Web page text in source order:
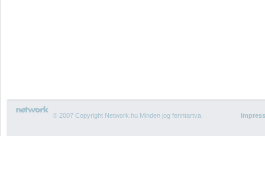
© 2007 Copyright Network.hu Minden jog fenntartva.